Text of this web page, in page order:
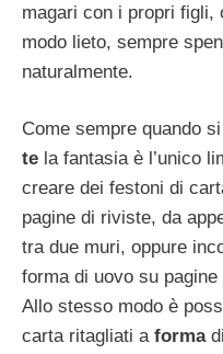
magari con i propri figli,
modo lieto, sempre
naturalmente.
Come sempre quando
te la fantasia è l’unico
creare dei festoni di
pagine di riviste, da
tra due muri, oppure
forma di uovo su
Allo stesso modo è
carta ritagliati a formadi